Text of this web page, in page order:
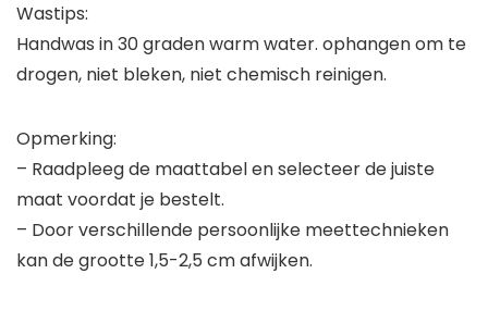
Wastips:
Handwas in 30 graden warm water. ophangen om te
drogen, niet bleken, niet chemisch reinigen.
Opmerking:
– Raadpleeg de maattabel en selecteer de juiste
maat voordat je bestelt.
– Door verschillende persoonlijke meettechnieken
kan de grootte 1,5-2,5 cm afwijken.